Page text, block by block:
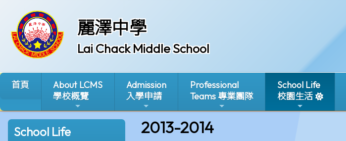
麗澤中學
Lai Chack Middle School
首頁
About LCMS
學校概覽
Admission
入學申請
Professional
Teams 專業團隊
School Life
校園生活
School Life
2013-2014